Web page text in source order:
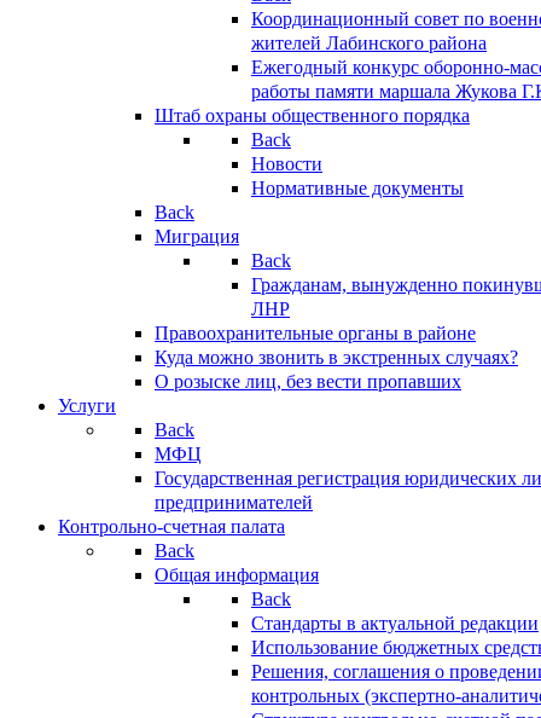
Координационный совет по
жителей Лабинского района
Ежегодный конкурс оборонно-
работы памяти маршала Жукова
Штаб охраны общественного порядка
Back
Новости
Нормативные документы
Back
Миграция
Back
Гражданам, вынужденно
ЛНР
Правоохранительные органы в районе
Куда можно звонить в экстренных случаях?
О розыске лиц, без вести пропавших
Услуги
Back
МФЦ
Государственная регистрация юридических
предпринимателей
Контрольно-счетная палата
Back
Общая информация
Back
Стандарты в актуальной редакции
Использование бюджетных
Решения, соглашения о
контрольных (экспертно-